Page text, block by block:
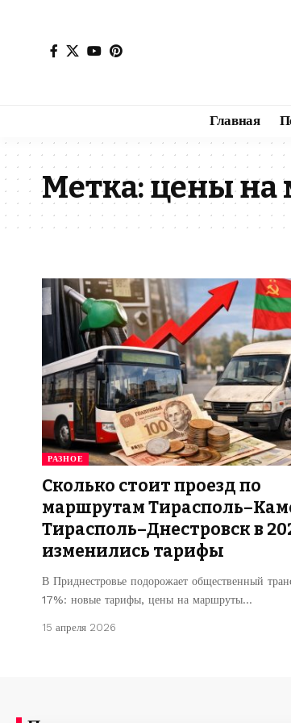
Главная
Метка:цены на
РАЗНОЕ
Сколько стоит проезд по
маршрутам
Тирасполь–Днестровск в
изменились тарифы
В Приднестровье подорожает общественный
17%: новые тарифы, цены на маршруты…
15 апреля 2026